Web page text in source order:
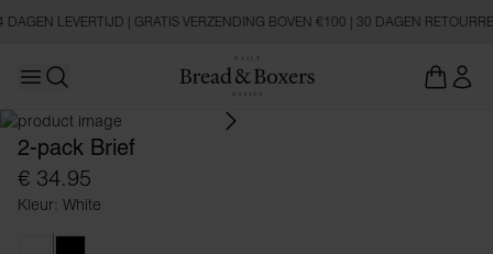
DAGEN LEVERTIJD | GRATIS VERZENDING BOVEN €100 | 30 DAGEN
Open main menu
2-pack Brief
€ 34.95
Kleur: White